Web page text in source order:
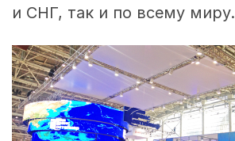
и СНГ, так и по всему миру.